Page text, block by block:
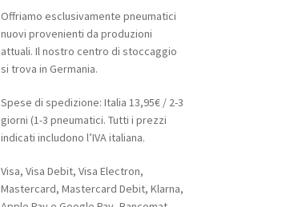
Offriamo esclusivamente pneumatici
nuovi provenienti da produzioni
attuali. Il nostro centro di stoccaggio
si trova in Germania.
Spese di spedizione: Italia 13,95€ / 2-3
giorni (1-3 pneumatici. Tutti i prezzi
indicati includono l’IVA italiana.
Visa, Visa Debit, Visa Electron,
Mastercard, Mastercard Debit, Klarna,